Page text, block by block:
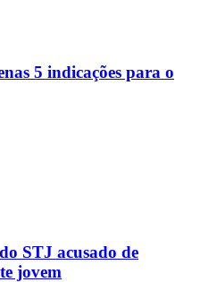
5 indicações para o
STJ acusado de
jovem